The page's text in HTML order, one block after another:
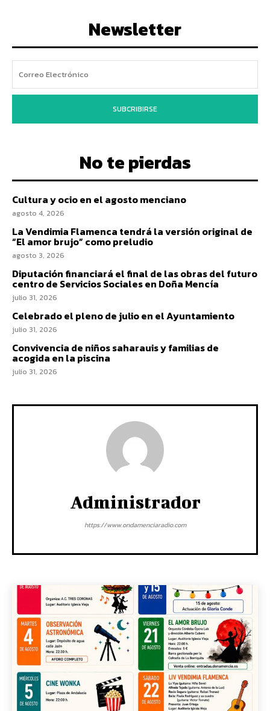
Newsletter
SUBCRIBIRSE
No te pierdas
Cultura y ocio en el agosto menciano
agosto 4, 2026
La Vendimia Flamenca tendrá la versión original de
“El amor brujo” como preludio
agosto 3, 2026
Diputación financiará el final de las obras del futuro
centro de Servicios Sociales en Doña Mencía
julio 31, 2026
Celebrado el pleno de julio en el Ayuntamiento
julio 31, 2026
Convivencia de niños saharauis y familias de
acogida en la piscina
julio 31, 2026
Administrador
https://www.ondamenciaradio.com